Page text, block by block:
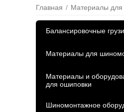
Главная / Материалы
Балансировочные
Материалы для
Материалы и
для ошиповки
Шиномонтажное